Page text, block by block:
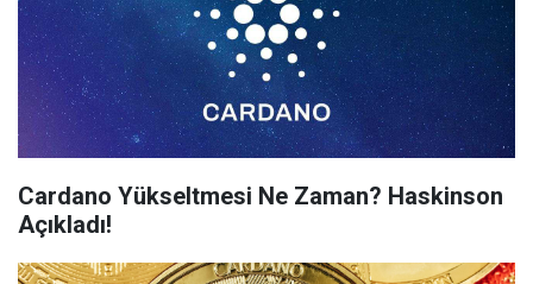
Cardano Yükseltmesi Ne Zaman? Haskinson
Açıkladı!